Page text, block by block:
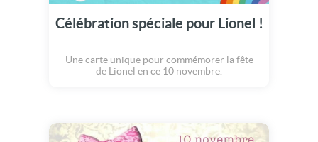
Célébration spéciale pour Lionel !
Une carte unique pour commémorer la fête
de Lionel en ce 10 novembre.